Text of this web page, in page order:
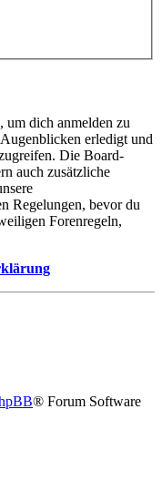
um dich anmelden zu
erledigt und
Die Board-
auch zusätzliche
Regelungen, bevor du
Forenregeln,
® Forum Software